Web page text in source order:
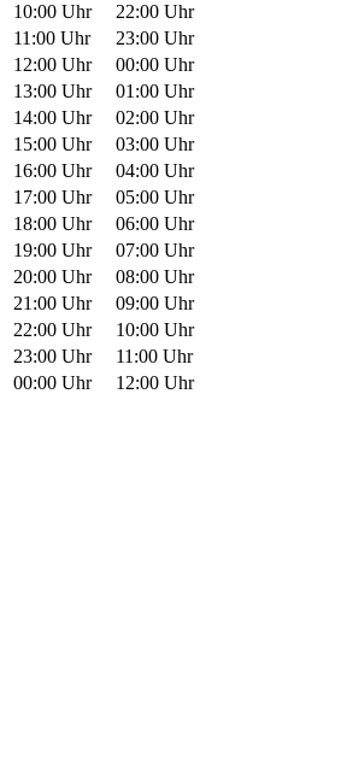
10:00 Uhr
22:00 Uhr
11:00 Uhr
23:00 Uhr
12:00 Uhr
00:00 Uhr
13:00 Uhr
01:00 Uhr
14:00 Uhr
02:00 Uhr
15:00 Uhr
03:00 Uhr
16:00 Uhr
04:00 Uhr
17:00 Uhr
05:00 Uhr
18:00 Uhr
06:00 Uhr
19:00 Uhr
07:00 Uhr
20:00 Uhr
08:00 Uhr
21:00 Uhr
09:00 Uhr
22:00 Uhr
10:00 Uhr
23:00 Uhr
11:00 Uhr
00:00 Uhr
12:00 Uhr